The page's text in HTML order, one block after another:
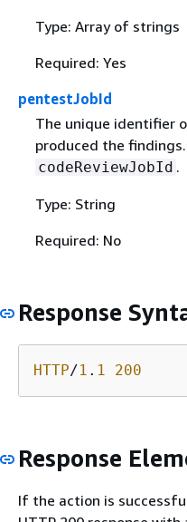
Type: Array of strings
Required: Yes
pentestJobId
The unique identifier
produced the
codeReviewJobId .
Type: String
Required: No
Response
HTTP/1 . 1 200
Response
If the action is